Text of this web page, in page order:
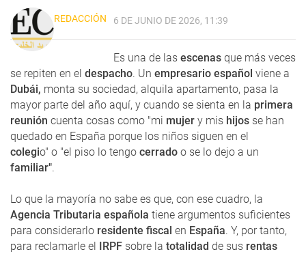
REDACCIÓN 6 DE JUNIO DE 2026, 11:39
Es una de las escenas que más veces
se repiten en el despacho. Un empresario español viene a
Dubái, monta su sociedad, alquila apartamento, pasa la
mayor parte del año aquí, y cuando se sienta en la primera
reunión cuenta cosas como "mi mujer y mis hijos se han
quedado en España porque los niños siguen en el
colegio" o "el piso lo tengo cerrado o se lo dejo a un
familiar".
Lo que la mayoría no sabe es que, con ese cuadro, la
Agencia Tributaria española tiene argumentos suficientes
para considerarlo residente fiscal en España. Y, por tanto,
para reclamarle el IRPF sobre la totalidad de sus rentas